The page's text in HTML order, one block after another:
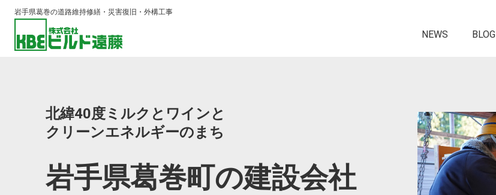
岩手県葛巻の道路維持修繕・災害復旧・外構工事
NEWS BLOG
北緯40度ミルクとワインと
クリーンエネルギーのまち
岩手県葛巻町の建設会社